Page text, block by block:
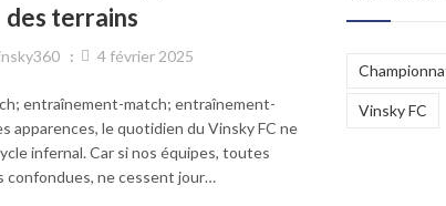
des terrains
4 février 2025
entraînement-match; entraînement-
apparences, le quotidien du Vinsky FC ne
infernal. Car si nos équipes, toutes
confondues, ne cessent jour…
Vinsky FC